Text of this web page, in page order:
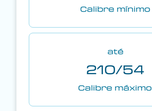
Calibre mínimo
até
210/54
Calibre máximo